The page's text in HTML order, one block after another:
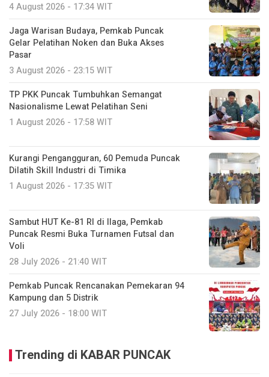
4 August 2026 - 17:34 WIT
Jaga Warisan Budaya, Pemkab Puncak
Gelar Pelatihan Noken dan Buka Akses
Pasar
3 August 2026 - 23:15 WIT
TP PKK Puncak Tumbuhkan Semangat
Nasionalisme Lewat Pelatihan Seni
1 August 2026 - 17:58 WIT
Kurangi Pengangguran, 60 Pemuda Puncak
Dilatih Skill Industri di Timika
1 August 2026 - 17:35 WIT
Sambut HUT Ke-81 RI di Ilaga, Pemkab
Puncak Resmi Buka Turnamen Futsal dan
Voli
28 July 2026 - 21:40 WIT
Pemkab Puncak Rencanakan Pemekaran 94
Kampung dan 5 Distrik
27 July 2026 - 18:00 WIT
Trending di KABAR PUNCAK